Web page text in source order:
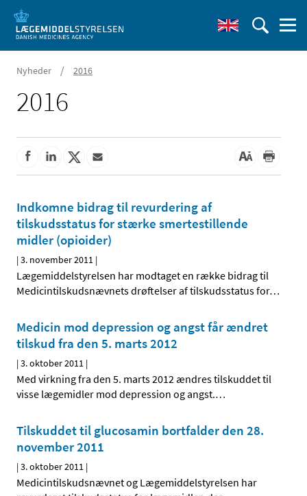
Nyheder / 2016
2016
Indkomne bidrag til revurdering af
tilskudsstatus for stærke smertestillende
midler (opioider)
|3. november 2011 |
Lægemiddelstyrelsen har modtaget en række bidrag til
Medicintilskudsnævnets drøftelser af tilskudsstatus for…
Medicin mod depression og angst får ændret
tilskud fra den 5. marts 2012
|3. oktober 2011 |
Med virkning fra den 5. marts 2012 ændres tilskuddet til
visse lægemidler mod depression og angst.…
Tilskuddet til glucosamin bortfalder den 28.
november 2011
|3. oktober 2011 |
Medicintilskudsnævnet og Lægemiddelstyrelsen har